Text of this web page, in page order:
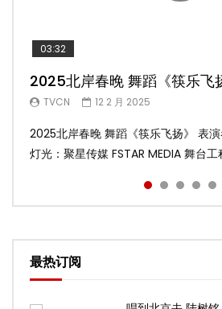
03:32
2025北岸春晚 舞蹈《筷乐飞
TVCN 12 2 月 2025
2025北岸春晚 舞蹈《筷乐飞扬》 表
灯光：聚星传媒 FSTAR MEDIA 舞台
02:58
2025北岸春晚 舞蹈《乌兰巴
TVCN 12 2 月 2025
2025北岸春晚 舞蹈《乌兰巴托的夜》
美灯光：聚星传媒 FSTAR MEDIA 舞
04:19
2025北岸春晚 古典舞《雨后
TVCN 12 2 月 2025
2025北岸春晚 古典舞《雨后》 表演
光：聚星传媒 FSTAR MEDIA 舞台工
05:13
2025北岸春晚 傣族舞蹈《水
TVCN 12 2 月 2025
2025北岸春晚 傣族舞蹈《水的女儿》
舞美灯光：聚星传媒 FSTAR MEDIA
03:45
2025北岸春晚 舞蹈《十八焕
TVCN 9 2 月 2025
2025北岸春晚 舞蹈《十八焕蝶》 表
灯光：聚星传媒 FSTAR MEDIA 舞台
最热订阅